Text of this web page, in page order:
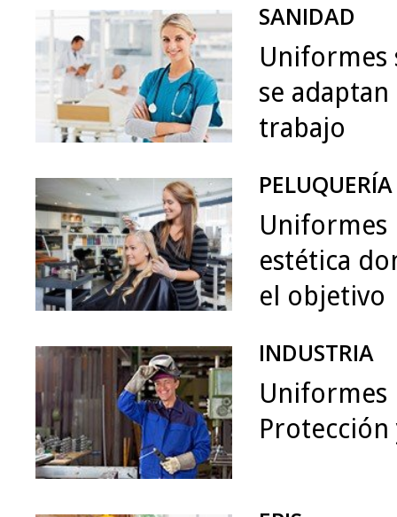
SANIDAD
Uniformes
se
trabajo
Uniformes
estética
el objetivo
INDUSTRIA
Uniformes